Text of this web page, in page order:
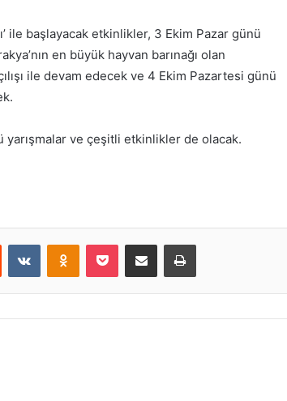
ile başlayacak etkinlikler, 3 Ekim Pazar günü
en büyük hayvan barınağı olan
ile devam edecek ve 4 Ekim Pazartesi günü
ve çeşitli etkinlikler de olacak.
Reddit VKontakteOdnoklassniki
Pocket E-Posta ile paylaş Yazdır